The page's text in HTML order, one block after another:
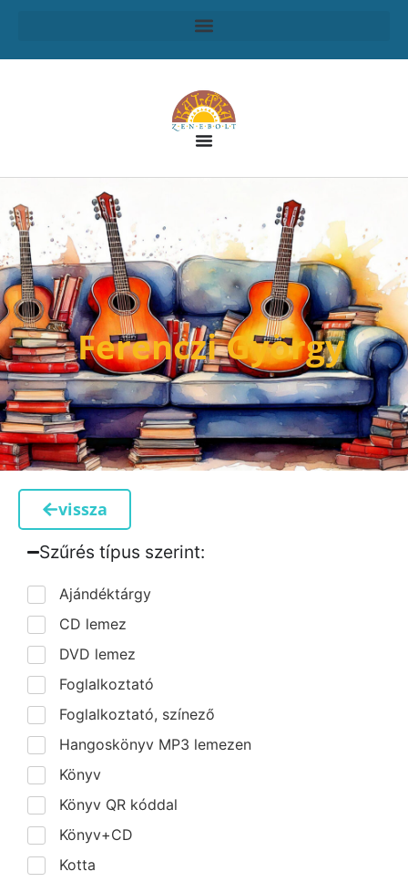
Ferenczi György
vissza
Szűrés típus szerint:​
Ajándéktárgy
CD lemez
DVD lemez
Foglalkoztató
Foglalkoztató, színező
Hangoskönyv MP3 lemezen
Könyv
Könyv QR kóddal
Könyv+CD
Kotta